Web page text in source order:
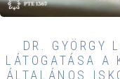
DR. GYÖRGY
LÁTOGATÁSA A
ÁLTALÁNOS